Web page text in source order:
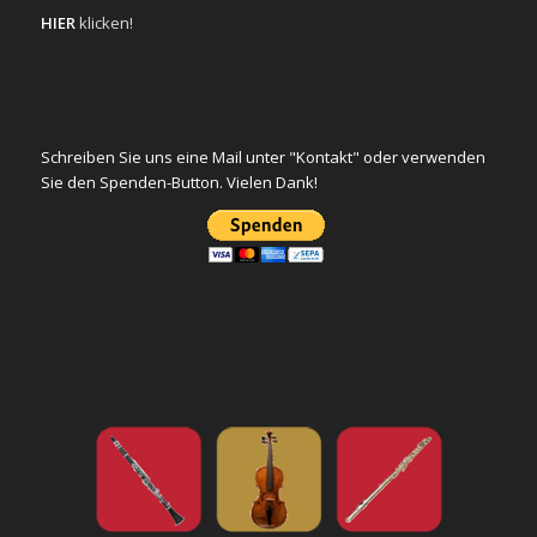
HIERklicken!
Schreiben Sie uns eine Mail unter "Kontakt" oder verwenden
Sie den Spenden-Button. Vielen Dank!